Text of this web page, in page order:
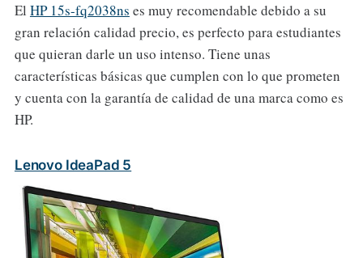
El HP 15s-fq2038ns es muy recomendable debido a su
gran relación calidad precio, es perfecto para estudiantes
que quieran darle un uso intenso. Tiene unas
características básicas que cumplen con lo que prometen
y cuenta con la garantía de calidad de una marca como es
HP.
Lenovo IdeaPad 5